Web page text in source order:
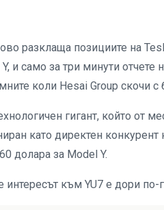
разклаща позициите на
и само за три минути
коли Hesai Group скочи с
гигант, който от
като директен
долара за Model Y.
към YU7 е дори по-